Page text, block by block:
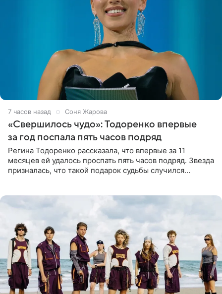
7 часов назад Соня Жарова
«Свершилось чудо»: Тодоренко впервые
за год поспала пять часов подряд
Регина Тодоренко рассказала, что впервые за 11
месяцев ей удалось проспать пять часов подряд. Звезда
призналась, что такой подарок судьбы случился